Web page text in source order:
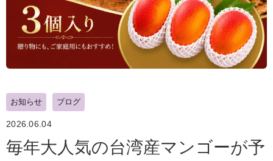
お知らせ ブログ
2026.06.04
毎年大人気の台湾産マンゴーが予